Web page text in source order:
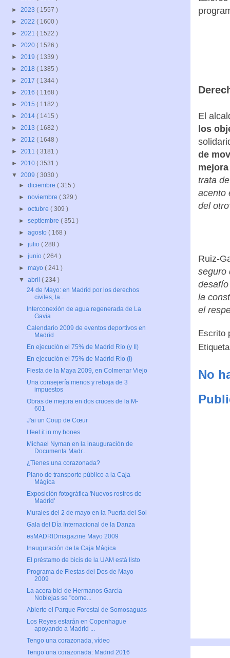
El
los
de
trata
acento
del
Ruiz-
seguro
la
el
Escrito
No
► 2023 ( 1557 )
► 2022 ( 1600 )
► 2021 ( 1522 )
► 2020 ( 1526 )
► 2019 ( 1339 )
► 2018 ( 1385 )
► 2017 ( 1344 )
► 2016 ( 1168 )
► 2015 ( 1182 )
► 2014 ( 1415 )
► 2013 ( 1682 )
► 2012 ( 1648 )
► 2011 ( 3181 )
► 2010 ( 3531 )
▼ 2009 ( 3030 )
►diciembre( 315 )
►noviembre( 329 )
►octubre( 309 )
►septiembre( 351 )
►agosto( 168 )
►julio( 288 )
►junio( 264 )
►mayo( 241 )
▼abril( 234 )
24 de Mayo: en Madrid por los derechos
civiles, la...
Interconexión de agua regenerada de La
Gavia
Calendario 2009 de eventos deportivos en
Madrid
En ejecución el 75% de Madrid Río (y II)
En ejecución el 75% de Madrid Río (I)
Fiesta de la Maya 2009, en Colmenar Viejo
Una consejería menos y rebaja de 3
impuestos
Obras de mejora en dos cruces de la M-
601
J'ai un Coup de Cœur
I feel it in my bones
Michael Nyman en la inauguración de
Documenta Madr...
¿Tienes una corazonada?
Plano de transporte público a la Caja
Mágica
Exposición fotográfica 'Nuevos rostros de
Madrid'
Murales del 2 de mayo en la Puerta del Sol
Gala del Día Internacional de la Danza
esMADRIDmagazine Mayo 2009
Inauguración de la Caja Mágica
El préstamo de bicis de la UAM está listo
Programa de Fiestas del Dos de Mayo
2009
La acera bici de Hermanos García
Noblejas se "come...
Abierto el Parque Forestal de Somosaguas
Los Reyes estarán en Copenhague
apoyando a Madrid ...
Tengo una corazonada, vídeo
Tengo una corazonada: Madrid 2016